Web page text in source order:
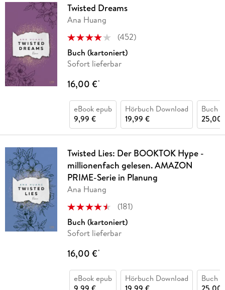
Twisted Dreams
Ana Huang
(452)
Buch (kartoniert)
Sofort lieferbar
16,00 €*
eBook epub
9,99 €
Hörbuch Download
19,99 €
Buch
25,00
Twisted Lies: Der BOOKTOK Hype -
millionenfach gelesen. AMAZON
PRIME-Serie in Planung
Ana Huang
(181)
Buch (kartoniert)
Sofort lieferbar
16,00 €*
eBook epub
Hörbuch Download
Buch